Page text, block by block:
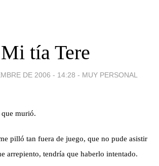
Mi tía Tere
DE 2006 - 14:28 - MUY PERSONAL
murió.
pilló tan fuera de juego, que no pude asistir
arrepiento, tendría que haberlo intentado.